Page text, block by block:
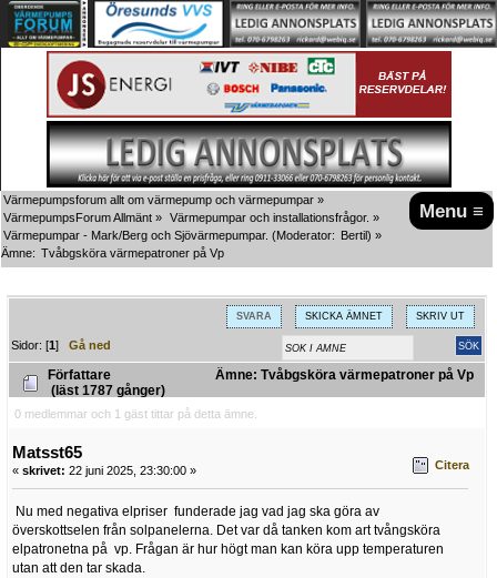
Menu ≡
Värmepumpsforum allt om värmepump och värmepumpar »
VärmepumpsForum Allmänt » Värmepumpar och installationsfrågor. »
Värmepumpar - Mark/Berg och Sjövärmepumpar. (Moderator: Bertil) »
Ämne: Tvåbgsköra värmepatroner på Vp
SVARA SKICKA ÄMNET SKRIV UT
Sidor: [1]Gå ned
Författare
Ämne: Tvåbgsköra värmepatroner på Vp
(läst 1787 gånger)
0 medlemmar och 1 gäst tittar på detta ämne.
Matsst65
« skrivet: 22 juni 2025, 23:30:00 » Citera
Nu med negativa elpriser funderade jag vad jag ska göra av
överskottselen från solpanelerna. Det var då tanken kom art tvångsköra
elpatronetna på vp. Frågan är hur högt man kan köra upp temperaturen
utan att den tar skada.